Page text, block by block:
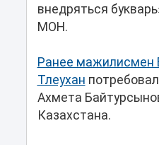
внедряться
МОН.
Ранее мажилисмен
Тлеухан
Ахмета
Казахстана.